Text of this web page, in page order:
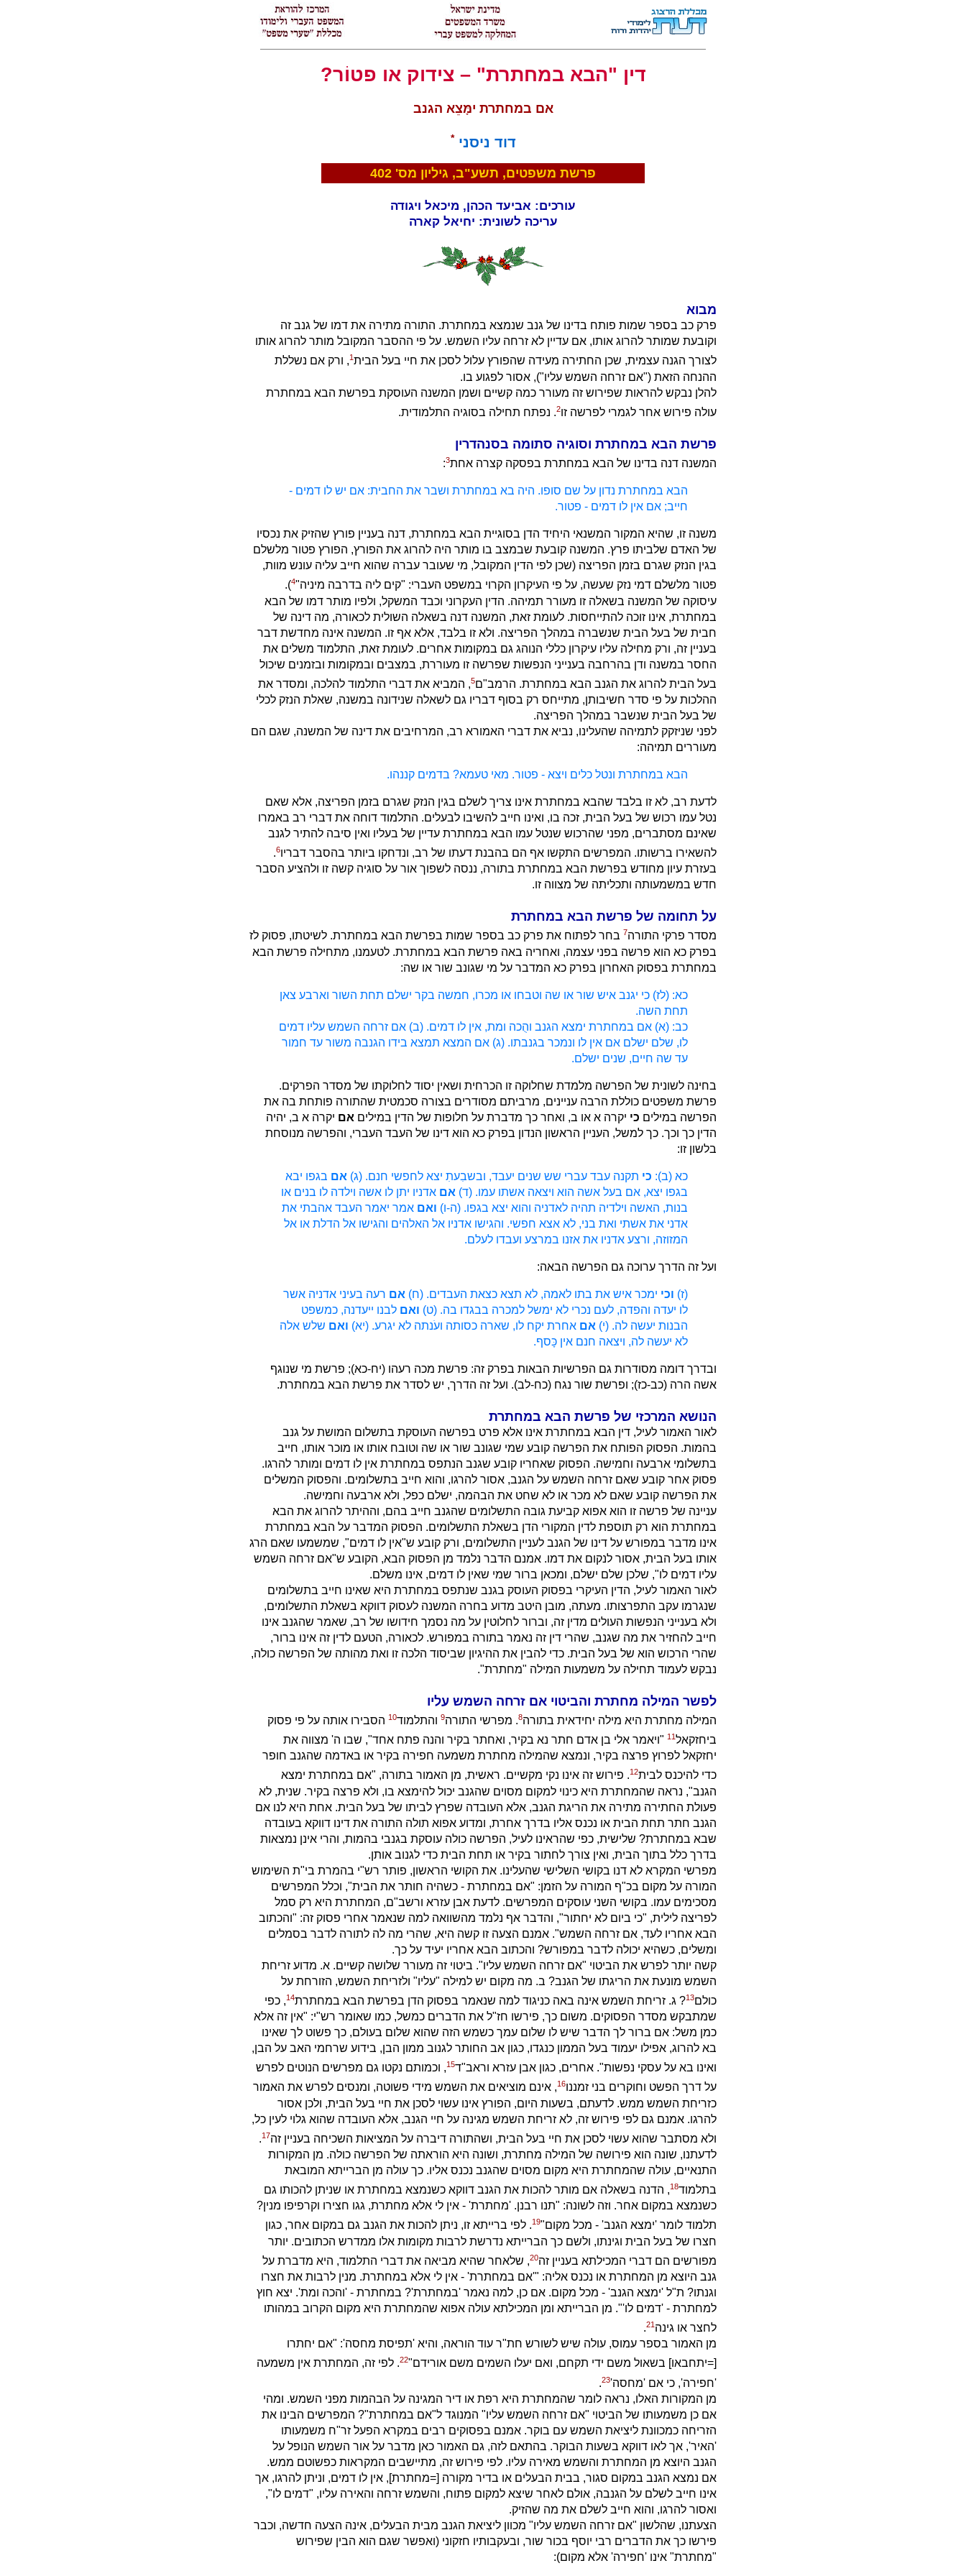
דין "הבא במחתרת" – צידוק או פטוֹר?
אם במחתרת ימָּצֵא הגנב
דוד ניסני*
פרשת משפטים, תשע"ב, גיליון מס' 402
עורכים: אביעד הכהן, מיכאל ויגודה
עריכה לשונית: יחיאל קארה
מבוא
פרק כב בספר שמות פותח בדינו של גנב שנמצא במחתרת. התורה מתירה את דמו של גנב זה
וקובעת שמותר להרוג אותו, אם עדיין לא זרחה עליו השמש. על פי ההסבר המקובל מותר להרוג אותו
לצורך הגנה עצמית, שכן החתירה מעידה שהפורץ עלול לסכן את חיי בעל הבית1, ורק אם נשללת
ההנחה הזאת ("אם זרחה השמש עליו"), אסור לפגוע בו.
להלן נבקש להראות שפירוש זה מעורר כמה קשיים ושמן המשנה העוסקת בפרשת הבא במחתרת
עולה פירוש אחר לגמרי לפרשה זו2. נפתח תחילה בסוגיה התלמודית.
פרשת הבא במחתרת וסוגיה סתומה בסנהדרין
המשנה דנה בדינו של הבא במחתרת בפסקה קצרה אחת3
:
הבא במחתרת נדון על שם סופו. היה בא במחתרת ושבר את החבית: אם יש לו דמים -
חייב; אם אין לו דמים - פטור.
משנה זו, שהיא המקור המשנאי היחיד הדן בסוגיית הבא במחתרת, דנה בעניין פורץ שהזיק את נכסיו
של האדם שלביתו פרץ. המשנה קובעת שבמצב בו מותר היה להרוג את הפורץ, הפורץ פטור מלשלם
בגין הנזק שגרם בזמן הפריצה (שכן לפי הדין המקובל, מי שעובר עברה שהוא חייב עליה עונש מוות,
פטור מלשלם דמי נזק שעשה, על פי העיקרון הקרוי במשפט העברי: "קים ליה בדרבה מיניה"4
).
עיסוקה של המשנה בשאלה זו מעורר תמיהה. הדין העקרוני וכבד המשקל, ולפיו מותר דמו של הבא
במחתרת, אינו זוכה להתייחסות. לעומת זאת, המשנה דנה בשאלה השולית לכאורה, מה דינה של
חבית של בעל הבית שנשברה במהלך הפריצה. ולא זו בלבד, אלא אף זו. המשנה אינה מחדשת דבר
בעניין זה, ורק מחילה עליו עיקרון כללי הנוהג גם במקומות אחרים. לעומת זאת, התלמוד משלים את
החסר במשנה ודן בהרחבה בענייני הנפשות שפרשה זו מעוררת, במצבים ובמקומות ובזמנים שיכול
בעל הבית להרוג את הגנב הבא במחתרת. הרמב"ם5, המביא את דברי התלמוד להלכה, ומסדר את
ההלכות על פי סדר חשיבותן, מתייחס רק בסוף דבריו גם לשאלה שנידונה במשנה, שאלת הנזק לכלי
של בעל הבית שנשבר במהלך הפריצה.
לפני שניזקק לתמיהה שהעלינו, נביא את דברי האמורא רב, המרחיבים את דינה של המשנה, שגם הם
מעוררים תמיהה:
הבא במחתרת ונטל כלים ויצא - פטור. מאי טעמא? בדמים קננהו.
לדעת רב, לא זו בלבד שהבא במחתרת אינו צריך לשלם בגין הנזק שגרם בזמן הפריצה, אלא שאם
נטל עמו רכוש של בעל הבית, זכה בו, ואינו חייב להשיבו לבעלים. התלמוד דוחה את דברי רב באמרו
שאינם מסתברים, מפני שהרכוש שנטל עמו הבא במחתרת עדיין של בעליו ואין סיבה להתיר לגנב
להשאירו ברשותו. המפרשים התקשו אף הם בהבנת דעתו של רב, ונדחקו ביותר בהסבר דבריו6
.
בעזרת עיון מחודש בפרשת הבא במחתרת בתורה, ננסה לשפוך אור על סוגיה קשה זו ולהציע הסבר
חדש במשמעותה ותכליתה של מצווה זו.
על תחומה של פרשת הבא במחתרת
מסדר פרקי התורה7 בחר לפתוח את פרק כב בספר שמות בפרשת הבא במחתרת. לשיטתו, פסוק לז
בפרק כא הוא פרשה בפני עצמה, ואחריה באה פרשת הבא במחתרת. לטעמנו, מתחילה פרשת הבא
במחתרת בפסוק האחרון בפרק כא המדבר על מי שגונב שור או שה:
כא: (לז) כי יגנב איש שור או שה וטבחו או מכרו, חמשה בקר ישלם תחת השור וארבע צאן
תחת השה.
כב: (א) אם במחתרת ימצא הגנב והֻכה ומת, אין לו דמים. (ב) אם זרחה השמש עליו דמים
לו, שלם ישלם אם אין לו ונמכר בגנבתו. (ג) אם המצא תמצא בידו הגנבה משור עד חמור
עד שה חיים, שנים ישלם.
בחינה לשונית של הפרשה מלמדת שחלוקה זו הכרחית ושאין יסוד לחלוקתו של מסדר הפרקים.
פרשת משפטים כוללת הרבה עניינים, מרביתם מסודרים בצורה סכמטית שהתורה פותחת בה את
הפרשה במילים כי יקרה א או ב, ואחר כך מדברת על חלופות של הדין במילים אם יקרה א ב, יהיה
הדין כך וכך. כך למשל, העניין הראשון הנדון בפרק כא הוא דינו של העבד העברי, והפרשה מנוסחת
בלשון זו:
כא (ב): כי תקנה עבד עברי שש שנים יעבד, ובשבִעתִ יצא לחפשי חנם. (ג) אם בגפו יבא
בגפו יצא, אם בעל אשה הוא ויצאה אשתו עמו. (ד) אם אדניו יתן לו אשה וילדה לו בנים או
בנות, האשה וילדיה תהיה לאדניה והוא יצא בגפו. (ה-ו) ואם אמר יאמר העבד אהבתי את
אדני את אשתי ואת בני, לא אצא חפשי. והגישו אדניו אל האלהים והגישו אל הדלת או אל
המזוזה, ורצע אדניו את אזנו במרצע ועבדו לעלם.
ועל זה הדרך ערוכה גם הפרשה הבאה:
(ז) וכי ימכר איש את בתו לאמה, לא תצא כצאת העבדים. (ח) אם רעה בעיני אדניה אשר
לו יעדה והפדה, לעם נכרי לא ימשל למכרה בבגדו בה. (ט) ואם לבנו ייעדנה, כמשפט
הבנות יעשה לה. (י) אם אחרת יקח לו, שארה כסותה ועֹנתה לא יגרע. (יא) ואם שלש אלה
לא יעשה לה, ויצאה חנם אין כָּסף.
ובדרך דומה מסודרות גם הפרשיות הבאות בפרק זה: פרשת מכה רעהו (יח-כא); פרשת מי שנוגף
אשה הרה (כב-כז); ופרשת שור נגח (כח-לב). ועל זה הדרך, יש לסדר את פרשת הבא במחתרת.
הנושא המרכזי של פרשת הבא במחתרת
לאור האמור לעיל, דין הבא במחתרת אינו אלא פרט בפרשה העוסקת בתשלום המושת על גנב
בהמות. הפסוק הפותח את הפרשה קובע שמי שגונב שור או שה וטובח אותו או מוכר אותו, חייב
בתשלומי ארבעה וחמישה. הפסוק שאחריו קובע שגנב הנתפס במחתרת אין לו דמים ומותר להרגו.
פסוק אחר קובע שאם זרחה השמש על הגנב, אסור להרגו, והוא חייב בתשלומים. והפסוק המשלים
את הפרשה קובע שאם לא מכר או לא שחט את הבהמה, ישלם כפל, ולא ארבעה וחמישה.
עניינה של פרשה זו הוא אפוא קביעת גובה התשלומים שהגנב חייב בהם, וההיתר להרוג את הבא
במחתרת הוא רק תוספת לדין המקורי הדן בשאלת התשלומים. הפסוק המדבר על הבא במחתרת
אינו מדבר במפורש על דינו של הגנב לעניין התשלומים, ורק קובע ש"אין לו דמים", שמשמעו שאם הרג
אותו בעל הבית, אסור לנקום את דמו. אמנם הדבר נלמד מן הפסוק הבא, הקובע ש"אם זרחה השמש
עליו דמים לו", שלכן שלם ישלם, ומכאן ברור שמי שאין לו דמים, אינו משלם.
לאור האמור לעיל, הדין העיקרי בפסוק העוסק בגנב שנתפס במחתרת היא שאינו חייב בתשלומים
שנגרמו עקב התפרצותו. מעתה, מובן היטב מדוע בחרה המשנה לעסוק דווקא בשאלת התשלומים,
ולא בענייני הנפשות העולים מדין זה, וברור לחלוטין על מה נסמך חידושו של רב, שאמר שהגנב אינו
חייב להחזיר את מה שגנב, שהרי דין זה נאמר בתורה במפורש. לכאורה, הטעם לדין זה אינו ברור,
שהרי הרכוש הוא של בעל הבית. כדי להבין את ההיגיון שביסוד הלכה זו ואת מהותה של הפרשה כולה,
נבקש לעמוד תחילה על משמעות המילה "מחתרת".
לפשר המילה מחתרת והביטוי אם זרחה השמש עליו
המילה מחתרת היא מילה יחידאית בתורה8. מפרשי התורה9 והתלמוד10 הסבירו אותה על פי פסוק
ביחזקאל11 "ויאמר אלי בן אדם חתר נא בקיר, ואחתר בקיר והנה פתח אחד", שבו ה' מצווה את
יחזקאל לפרוץ פרצה בקיר, ונמצא שהמילה מחתרת משמעה חפירה בקיר או באדמה שהגנב חופר
כדי להיכנס לבית12. פירוש זה אינו נקי מקשיים. ראשית, מן האמור בתורה, "אם במחתרת ימצא
הגנב", נראה שהמחתרת היא כינוי למקום מסוים שהגנב יכול להימצא בו, ולא פרצה בקיר. שנית, לא
פעולת החתירה מתירה את הריגת הגנב, אלא העובדה שפרץ לביתו של בעל הבית. אחת היא לנו אם
הגנב חתר תחת הבית או נכנס אליו בדרך אחרת, ומדוע אפוא תולה התורה את דינו דווקא בעובדה
שבא במחתרת? שלישית, כפי שהראינו לעיל, הפרשה כולה עוסקת בגנבי בהמות, והרי אינן נמצאות
בדרך כלל בתוך הבית, ואין צורך לחתור בקיר או תחת הבית כדי לגנוב אותן.
מפרשי המקרא לא דנו בקושי השלישי שהעלינו. את הקושי הראשון, פותר רש"י בהמרת בי"ת השימוש
המורה על מקום בכ"ף המורה על הזמן: "אם במחתרת - כשהיה חותר את הבית", וכלל המפרשים
מסכימים עמו. בקושי השני עוסקים המפרשים. לדעת אבן עזרא ורשב"ם, המחתרת היא רק סמל
לפריצה לילית, "כי ביום לא יחתור", והדבר אף נלמד מהשוואה למה שנאמר אחרי פסוק זה: "והכתוב
הבא אחריו לעד, אם זרחה השמש". אמנם הצעה זו קשה היא, שהרי מה לה לתורה לדבר בסמלים
ומשלים, כשהיא יכולה לדבר במפורש? והכתוב הבא אחריו יעיד על כך.
קשה יותר לפרש את הביטוי "אם זרחה השמש עליו". ביטוי זה מעורר שלושה קשיים. א. מדוע זריחת
השמש מונעת את הריגתו של הגנב? ב. מה מקום יש למילה "עליו" ולזריחת השמש, הזורחת על
כולם13? ג. זריחת השמש אינה באה כניגוד למה שנאמר בפסוק הדן בפרשת הבא במחתרת14, כפי
שמתבקש מסדר הפסוקים. משום כך, פירשו חז"ל את הדברים כמשל, כמו שאומר רש"י: "אין זה אלא
כמן משל: אם ברור לך הדבר שיש לו שלום עמך כשמש הזה שהוא שלום בעולם, כך פשוט לך שאינו
בא להרוג, אפילו יעמוד בעל הממון כנגדו, כגון אב החותר לגנוב ממון הבן, בידוע שרחמי האב על הבן,
ואינו בא על עסקי נפשות". אחרים, כגון אבן עזרא וראב"ד15, וכמותם נקטו גם מפרשים הנוטים לפרש
על דרך הפשט וחוקרים בני זמננו16, אינם מוציאים את השמש מידי פשוטה, ומנסים לפרש את האמור
כזריחת השמש ממש. לדעתם, בשעות היום, הפורץ אינו עשוי לסכן את חיי בעל הבית, ולכן אסור
להרגו. אמנם גם לפי פירוש זה, לא זריחת השמש מגינה על חיי הגנב, אלא העובדה שהוא גלוי לעין כל,
ולא מסתבר שהוא עשוי לסכן את חיי בעל הבית, ושהתורה דיברה על המציאות השכיחה בעניין זה17
.
לדעתנו, שונה הוא פירושה של המילה מחתרת, ושונה היא הוראתה של הפרשה כולה. מן המקורות
התנאיים, עולה שהמחתרת היא מקום מסוים שהגנב נכנס אליו. כך עולה מן הברייתא המובאת
בתלמוד18, הדנה בשאלה אם מותר להכות את הגנב דווקא כשנמצא במחתרת או שניתן להכותו גם
כשנמצא במקום אחר. וזה לשונה: "תנו רבנן. 'מחתרת' - אין לי אלא מחתרת, גגו חצירו וקרפיפו מנין?
תלמוד לומר 'ימצא הגנב' - מכל מקום"19. לפי ברייתא זו, ניתן להכות את הגנב גם במקום אחר, כגון
חצרו של בעל הבית וגינתו, ולשם כך הברייתא נדרשת לרבות מקומות אלו ממדרש הכתובים. יותר
מפורשים הם דברי המכילתא בעניין זה20, שלאחר שהיא מביאה את דברי התלמוד, היא מדברת על
גנב היוצא מן המחתרת או נכנס אליה: "'אם במחתרת' - אין לי אלא במחתרת. מנין לרבות את חצרו
וגנתו? ת"ל 'ימצא הגנב' - מכל מקום. אם כן, למה נאמר 'במחתרת'? במחתרת - 'והכה ומת'. יצא חוץ
למחתרת - 'דמים לו'". מן הברייתא ומן המכילתא עולה אפוא שהמחתרת היא מקום הקרוב במהותו
לחצר או גינה 21
.
מן האמור בספר עמוס, עולה שיש לשורש חת"ר עוד הוראה, והיא 'תפיסת מחסה': "אם יחתרו
[=יתחבאו] בשאול משם ידי תקחם, ואם יעלו השמים משם אורידם"22. לפי זה, המחתרת אין משמעה
'חפירה', כי אם 'מחסה'23
.
מן המקורות האלו, נראה לומר שהמחתרת היא רפת או דיר המגינה על הבהמות מפני השמש. ומהי
אם כן משמעותו של הביטוי "אם זרחה השמש עליו" המנוגד ל"אם במחתרת"? המפרשים הבינו את
הזריחה כמכוונת ליציאת השמש עם בוקר. אמנם בפסוקים רבים במקרא הפעל זר"ח משמעותו
'האיר', אך לאו דווקא בשעות הבוקר. בהתאם לזה, גם האמור כאן מדבר על אור השמש הנופל על
הגנב היוצא מן המחתרת והשמש מאירה עליו. לפי פירוש זה, מתיישבים המקראות כפשוטם ממש.
אם נמצא הגנב במקום סגור, בבית הבעלים או בדיר מקורה [=מחתרת], אין לו דמים, וניתן להרגו, אך
אינו חייב לשלם על הגנבה, אולם לאחר שיצא למקום פתוח, והשמש זרחה והאירה עליו, "דמים לו",
ואסור להרגו, והוא חייב לשלם את מה שהזיק.
הצעתנו, שהלשון "אם זרחה השמש עליו" מכוון ליציאת הגנב מבית הבעלים, אינה הצעה חדשה, וכבר
פירשו כך את הדברים רבי יוסף בכור שור, ובעקבותיו חזקוני (ואפשר שגם הוא הבין שפירוש
"מחתרת" אינו 'חפירה' אלא מקום):